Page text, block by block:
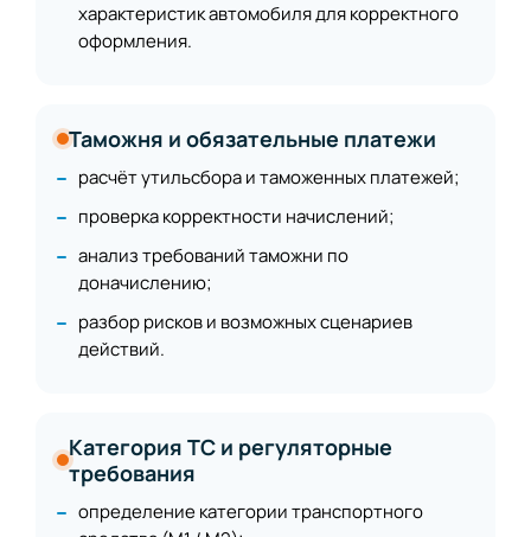
характеристик автомобиля для корректного
оформления.
Таможня и обязательные платежи
расчёт утильсбора и таможенных платежей;
проверка корректности начислений;
анализ требований таможни по
доначислению;
разбор рисков и возможных сценариев
действий.
Категория ТС и регуляторные
требования
определение категории транспортного